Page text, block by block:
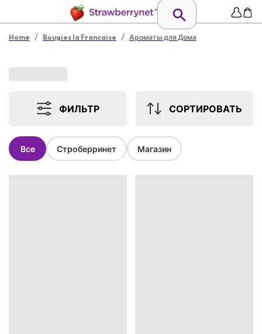
Home / Bougies la Francaise / Ароматы для Дома
ФИЛЬТР СОРТИРОВАТЬ
Все Строберринет Магазин